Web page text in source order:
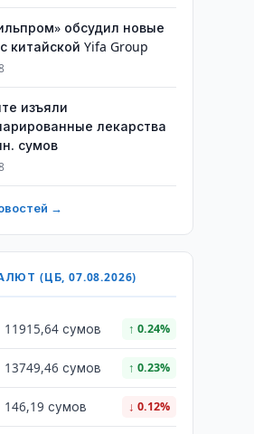
обсудил новые
китайской Yifa Group
изъяли
лекарства
сумов
→
(ЦБ, 07.08.2026)
11915,64 сумов ↑ 0.24%
13749,46 сумов ↑ 0.23%
146,19 сумов ↓ 0.12%